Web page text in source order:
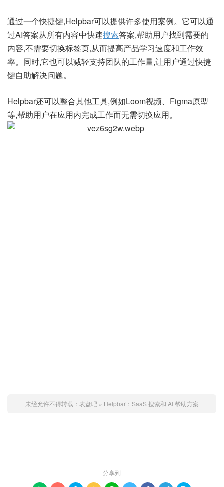
通过一个快捷键,Helpbar可以提供许多使用案例。它可以通
过AI答案从所有内容中快速搜索答案,帮助用户找到需要的
内容,不需要切换标签页,从而提高产品学习速度和工作效
率。同时,它也可以减轻支持团队的工作量,让用户通过快捷
键自助解决问题。
Helpbar还可以整合其他工具,例如Loom视频、Figma原型
等,帮助用户在应用内完成工作而无需切换应用。
未经允许不得转载： 表盘吧» Helpbar：SaaS 搜索和 AI 帮助方案
分享到